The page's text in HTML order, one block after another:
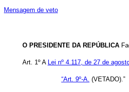
Mensagem de veto
O PRESIDENTE DA REPÚBLICA
Art. 1º A Lei nº 4.117, de 27 de
“Art. 9º-A. (VETADO).”